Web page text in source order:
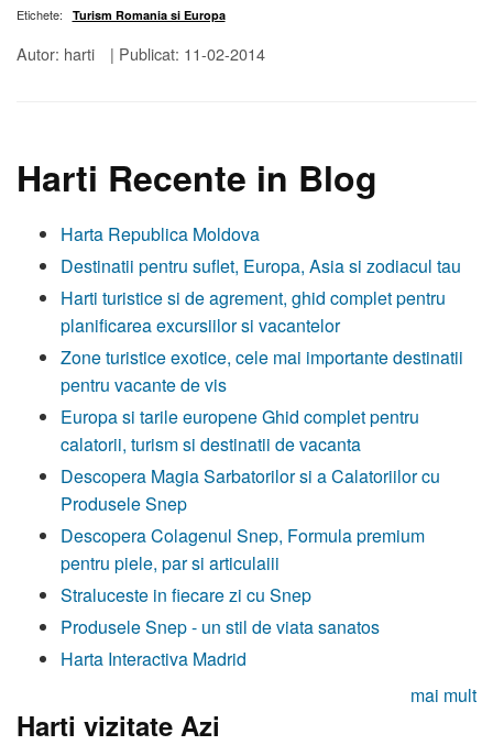
Etichete: Turism Romania si Europa
Autor: harti | Publicat: 11-02-2014
Harti Recente in Blog
Harta Republica Moldova
Destinatii pentru suflet, Europa, Asia si zodiacul tau
Harti turistice si de agrement, ghid complet pentru
planificarea excursiilor si vacantelor
Zone turistice exotice, cele mai importante destinatii
pentru vacante de vis
Europa si tarile europene Ghid complet pentru
calatorii, turism si destinatii de vacanta
Descopera Magia Sarbatorilor si a Calatoriilor cu
Produsele Snep
Descopera Colagenul Snep, Formula premium
pentru piele, par si articulaiii
Straluceste in fiecare zi cu Snep
Produsele Snep - un stil de viata sanatos
Harta Interactiva Madrid
mai mult
Harti vizitate Azi